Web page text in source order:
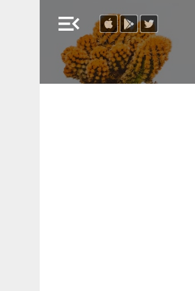
menu_open